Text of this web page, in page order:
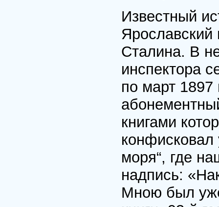
Известный
Ярославский
Сталина. В
инспектора
по март 1897
книгами
конфисковал
моря“, где
надпись:
Мною был